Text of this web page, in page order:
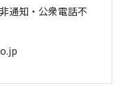
通知・公衆電話不